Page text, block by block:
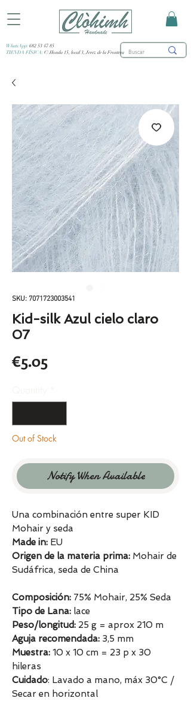
WhatsApp: 682 53 47 85
TIENDA FÍSICA: C/ Honda 15, local 3, Jerez de la Frontera
SKU: 7071723003541
Kid-silk Azul cielo claro
07
€5.05Price
Out of Stock
Notify When Available
Una combinación entre super KID
Mohair y seda
Made in: EU
Origen de la materia prima: Mohair de
Sudáfrica, seda de China
Composición: 75% Mohair, 25% Seda
Tipo de Lana: lace
Peso/longitud: 25 g = aprox 210 m
Aguja recomendada: 3,5 mm
Muestra: 10 x 10 cm = 23 p x 30
hileras
Cuidado: Lavado a mano, máx 30°C /
Secar en horizontal